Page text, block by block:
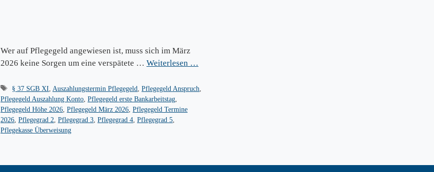
Wer auf Pflegegeld angewiesen ist, muss sich im März
2026 keine Sorgen um eine verspätete … Weiterlesen …
Schlagwörter
§ 37 SGB XI Auszahlungstermin Pflegegeld ,Pflegegeld Anspruch
Pflegegeld Auszahlung Konto, Pflegegeld erste Bankarbeitstag,
Pflegegeld Höhe 2026, Pflegegeld März 2026, Pflegegeld Termine
2026, Pflegegrad 2 Pflegegrad 3, Pflegegrad 4, Pflegegrad 5,
Pflegekasse Überweisung